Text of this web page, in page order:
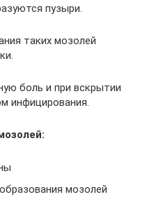
пузыри.
таких мозолей
боль и при вскрытии
инфицирования.
мозолей